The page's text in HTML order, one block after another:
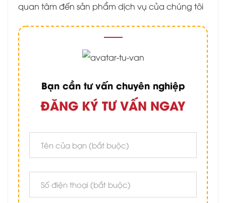
quan tâm đến sản phẩm dịch vụ của chúng tôi
Bạn cần tư vấn chuyên nghiệp
ĐĂNG KÝ TƯ VẤN NGAY